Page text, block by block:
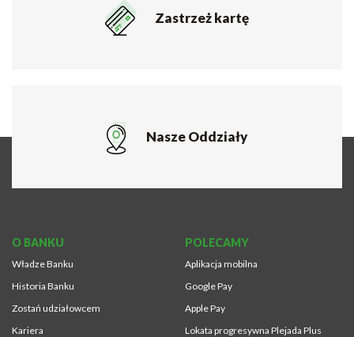
Zastrzeż kartę
Nasze Oddziały
O BANKU
Władze Banku
Historia Banku
Zostań udziałowcem
Kariera
POLECAMY
Aplikacja mobilna
Google Pay
Apple Pay
Lokata progresywna Plejada Plus